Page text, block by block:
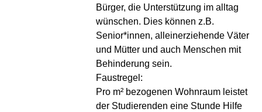
Bürger, die Unterstützung im alltag
wünschen. Dies können z.B.
Senior*innen, alleinerziehende Väter
und Mütter und auch Menschen mit
Behinderung sein.
Faustregel:
Pro m² bezogenen Wohnraum leistet
der Studierenden eine Stunde Hilfe